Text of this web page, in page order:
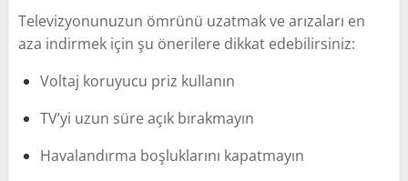
Televizyonunuzun ömrünü uzatmak ve arızaları en
aza indirmek için şu önerilere dikkat edebilirsiniz:
Voltaj koruyucu priz kullanın
TV’yi uzun süre açık bırakmayın
Havalandırma boşluklarını kapatmayın